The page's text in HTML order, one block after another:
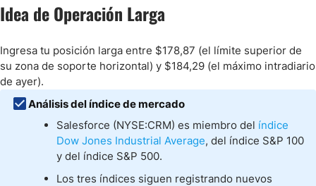
Idea de Operación Larga
Ingresa tu posición larga entre $178,87 (el límite superior de
su zona de soporte horizontal) y $184,29 (el máximo intradiario
de ayer).
Análisis del índice de mercado
Salesforce (NYSE:CRM) es miembro del índice
Dow Jones Industrial Average, del índice S&P 100
y del índice S&P 500.
Los tres índices siguen registrando nuevos